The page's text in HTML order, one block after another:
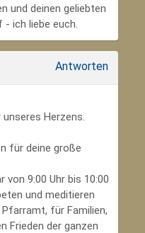
und deinen geliebten
- ich liebe euch.
Antworten
Herzens.
für deine große
9:00 Uhr bis 10:00
und meditieren
für Familien,
Frieden der ganzen